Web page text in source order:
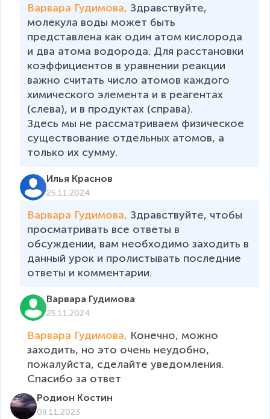
Варвара Гудимова, Здравствуйте,
молекула воды может быть
представлена как один атом кислорода
и два атома водорода. Для расстановки
коэффициентов в уравнении реакции
важно считать число атомов каждого
химического элемента и в реагентах
(слева), и в продуктах (справа).
Здесь мы не рассматриваем физическое
существование отдельных атомов, а
только их сумму.
Илья Краснов
25.11.2024
Варвара Гудимова, Здравствуйте, чтобы
просматривать все ответы в
обсуждении, вам необходимо заходить в
данный урок и пролистывать последние
ответы и комментарии.
Варвара Гудимова
25.11.2024
Варвара Гудимова, Конечно, можно
заходить, но это очень неудобно,
пожалуйста, сделайте уведомления.
Спасибо за ответ
Родион Костин
08.11.2023